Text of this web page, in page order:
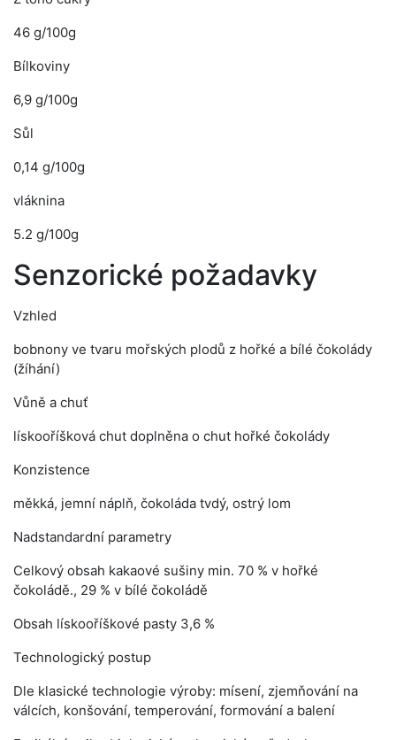
46 g/100g
Bílkoviny
6,9 g/100g
Sůl
0,14 g/100g
vláknina
5.2 g/100g
Senzorické požadavky
Vzhled
bobnony ve tvaru mořských plodů z hořké a bílé čokolády
(žíhání)
Vůně a chuť
lískooříšková chut doplněna o chut hořké čokolády
Konzistence
měkká, jemní náplň, čokoláda tvdý, ostrý lom
Nadstandardní parametry
Celkový obsah kakaové sušiny min. 70 % v hořké
čokoládě., 29 % v bílé čokoládě
Obsah lískooříškové pasty 3,6 %
Technologický postup
Dle klasické technologie výroby: mísení, zjemňování na
válcích, konšování, temperování, formování a balení